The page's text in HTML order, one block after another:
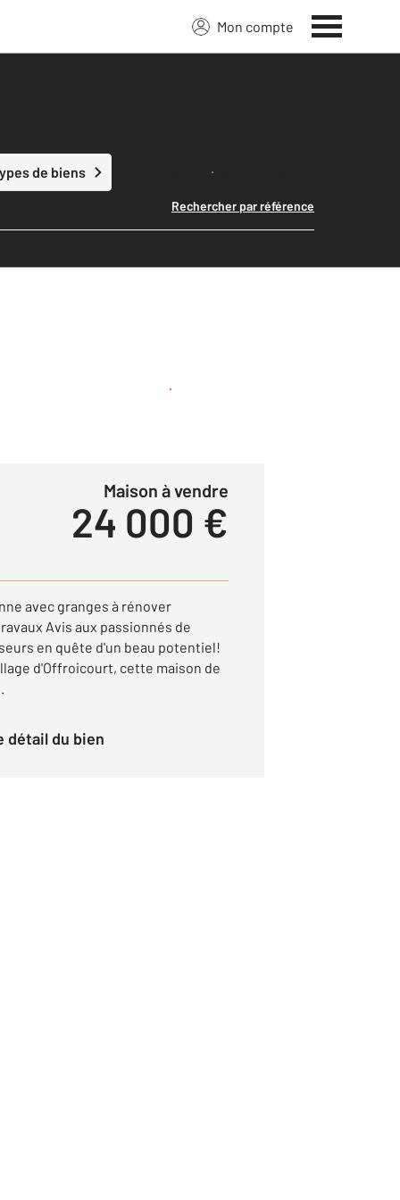
Mon compte
de biens Lancer ma recherche
Rechercher par référence
Créer une alerte
Maison à vendre
24 000 €
avec granges à rénover
Avis aux passionnés de
en quête d'un beau potentiel!
d'Offroicourt, cette maison de
détail du bien